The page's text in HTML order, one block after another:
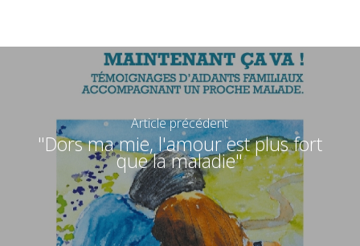
Article précédent
"Dors ma mie, l'amour est plus fort
que la maladie"